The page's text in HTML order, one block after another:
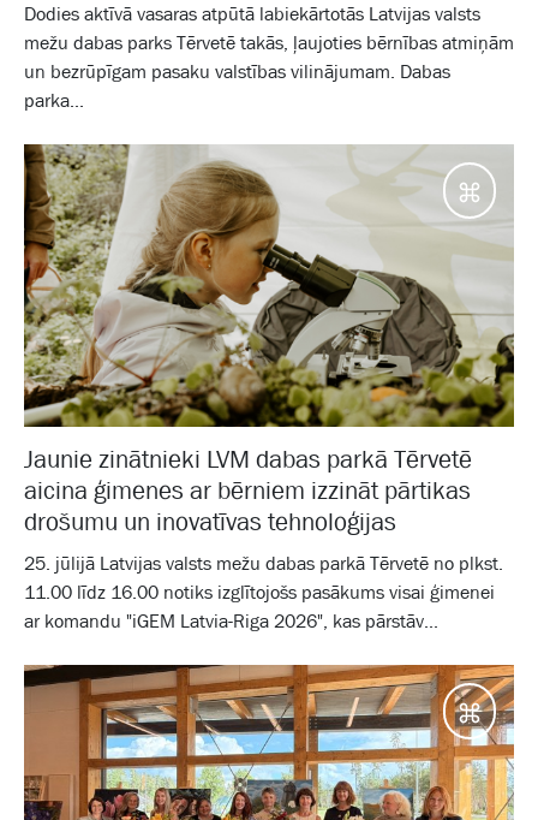
Dodies aktīvā vasaras atpūtā labiekārtotās Latvijas valsts
mežu dabas parks Tērvetē takās, ļaujoties bērnības atmiņām
un bezrūpīgam pasaku valstības vilinājumam. Dabas
parka...
Jaunie zinātnieki LVM dabas parkā Tērvetē
aicina ģimenes ar bērniem izzināt pārtikas
drošumu un inovatīvas tehnoloģijas
25. jūlijā Latvijas valsts mežu dabas parkā Tērvetē no plkst.
11.00 līdz 16.00 notiks izglītojošs pasākums visai ģimenei
ar komandu "iGEM Latvia-Riga 2026", kas pārstāv...